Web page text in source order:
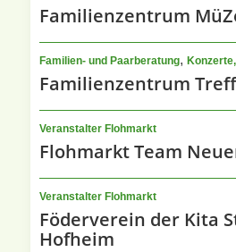
Familienzentrum
Familien- und Paarberatung,
Familienzentrum
Veranstalter Flohmarkt
Flohmarkt Team
Veranstalter Flohmarkt
Föderverein der Kita
Hofheim